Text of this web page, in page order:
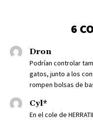
6
Dron
Podrían controlar
gatos, junto a los
rompen bolsas de
Cyl*
En el cole de